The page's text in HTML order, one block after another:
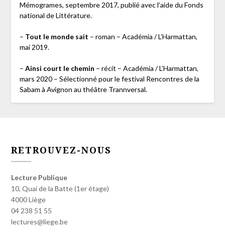
Mémogrames, septembre 2017, publié avec l’aide du Fonds
national de Littérature.
– Tout le monde sait – roman – Académia / L’Harmattan,
mai 2019.
– Ainsi court le chemin – récit – Académia / L’Harmattan,
mars 2020 – Sélectionné pour le festival Rencontres de la
Sabam à Avignon au théâtre Trannversal.
RETROUVEZ-NOUS
Lecture Publique
10, Quai de la Batte (1er étage)
4000 Liège
04 238 51 55
lectures@liege.be